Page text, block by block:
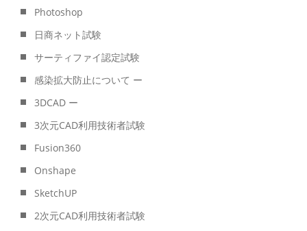
Photoshop
日商ネット試験
サーティファイ認定試験
感染拡大防止について ー
3DCAD ー
3次元CAD利用技術者試験
Fusion360
Onshape
SketchUP
2次元CAD利用技術者試験